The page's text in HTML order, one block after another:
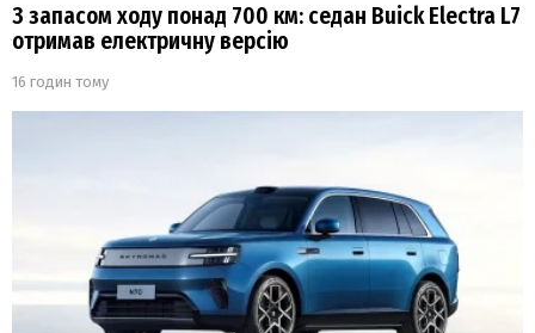
З запасом ходу понад 700 км: седан Buick Electra L7
отримав електричну версію
16 годин тому